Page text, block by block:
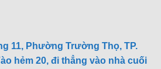
11, Phường Trường Thọ, TP.
hẻm 20, đi thẳng vào nhà cuối